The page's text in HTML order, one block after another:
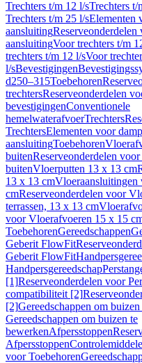
Trechters t/m 12 l/sTrechters t/
Trechters t/m 25 l/sElementen
aansluiting
aansluitingVoor trechters t/m
trechters t/m 12 l/sVoor
l/sBevestigingen
d250–315Toebehoren
trechtersReserveonderdelen
bevestigingenConventionele
hemelwaterafvoerTrechters
TrechtersElementen voor
aansluitingToebehoren
buitenReserveonderdelen
buitenVloerputten 13 x 13 cm
13 x 13 cmVloeraansluitingen
cmReserveonderdelen voor
terrassen, 13 x 13 cm
voor Vloerafvoeren 15 x 15
ToebehorenGereedschappen
Geberit FlowFit
Geberit FlowFit
Handpersgereedschap
[1]Reserveonderdelen voor
compatibiliteit [2]
[2]Gereedschappen om
Gereedschappen om buizen te
bewerkenAfpersstoppen
Afpersstoppen
voor Toebehoren